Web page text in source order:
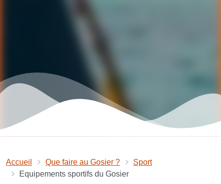
Accueil Que faire au Gosier ?
Sport
Equipements sportifs du Gosier